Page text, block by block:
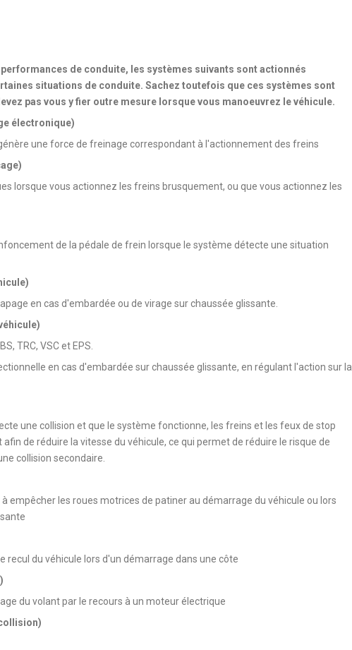
de conduite, les systèmes suivants sont actionnés
situations de conduite. Sachez toutefois que ces systèmes sont
pas vous y fier outre mesure lorsque vous manoeuvrez le véhicule.
électronique)
une force de freinage correspondant à l'actionnement des freins
lorsque vous actionnez les freins brusquement, ou que vous actionnez les
de la pédale de frein lorsque le système détecte une situation
en cas d'embardée ou de virage sur chaussée glissante.
TRC, VSC et EPS.
en cas d'embardée sur chaussée glissante, en régulant l'action sur la
une collision et que le système fonctionne, les freins et les feux de stop
de réduire la vitesse du véhicule, ce qui permet de réduire le risque de
collision secondaire.
empêcher les roues motrices de patiner au démarrage du véhicule ou lors
recul du véhicule lors d'un démarrage dans une côte
du volant par le recours à un moteur électrique